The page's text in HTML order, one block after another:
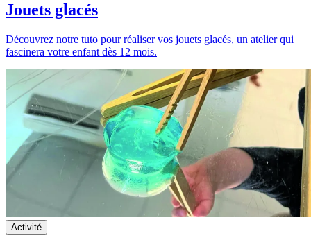
Jouets glacés
Découvrez notre tuto pour réaliser vos jouets glacés, un atelier qui
fascinera votre enfant dès 12 mois.
Activité